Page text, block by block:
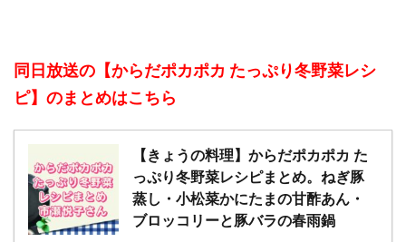
同日放送の【からだポカポカ たっぷり冬野菜レシ
ピ】のまとめはこちら
【きょうの料理】からだポカポカ た
っぷり冬野菜レシピまとめ。ねぎ豚
蒸し・小松菜かにたまの甘酢あん・
ブロッコリーと豚バラの春雨鍋